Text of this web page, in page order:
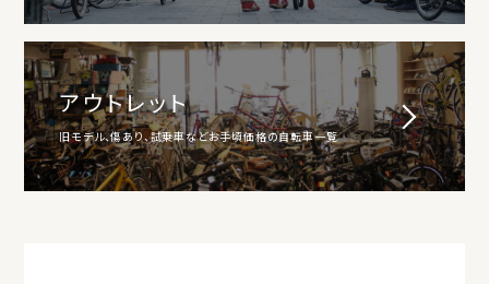
アウトレット
旧モデル、傷あり、試乗車などお手頃価格の自転車一覧